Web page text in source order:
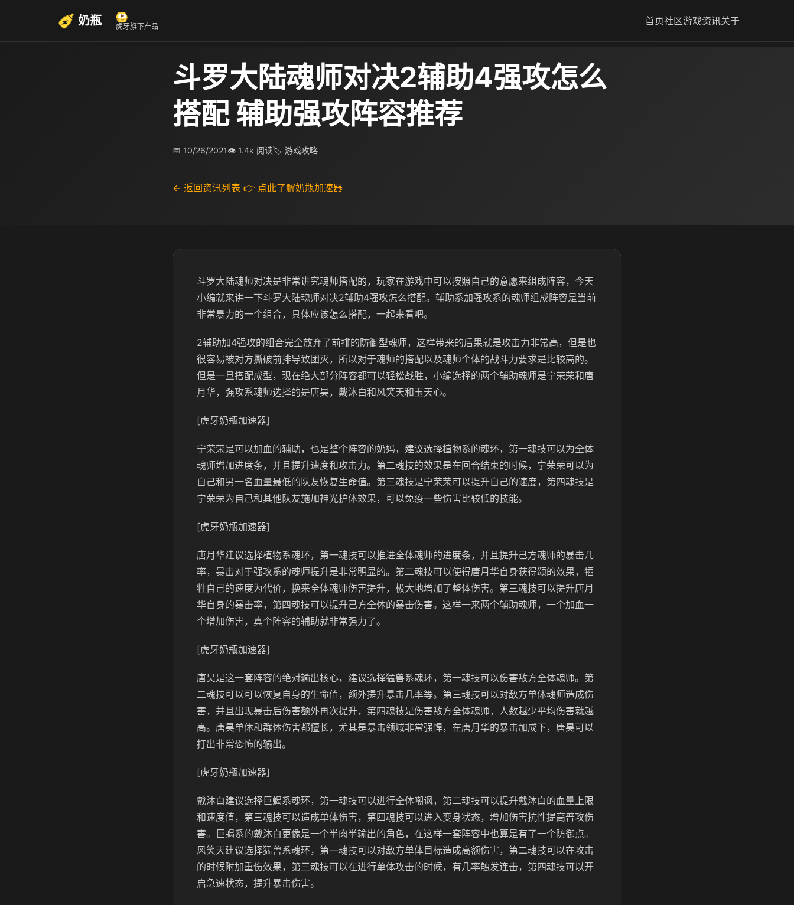
奶瓶 虎牙旗下产品 首页社区游戏资讯关于
斗罗大陆魂师对决2辅助4强攻怎么
搭配 辅助强攻阵容推荐
📅 10/26/2021👁 1.4k 阅读🏷 游戏攻略
← 返回资讯列表 👉 点此了解奶瓶加速器
斗罗大陆魂师对决是非常讲究魂师搭配的，玩家在游戏中可以按照自己的意愿来组成阵容，今天
小编就来讲一下斗罗大陆魂师对决2辅助4强攻怎么搭配。辅助系加强攻系的魂师组成阵容是当前
非常暴力的一个组合，具体应该怎么搭配，一起来看吧。
2辅助加4强攻的组合完全放弃了前排的防御型魂师，这样带来的后果就是攻击力非常高，但是也
很容易被对方撕破前排导致团灭，所以对于魂师的搭配以及魂师个体的战斗力要求是比较高的。
但是一旦搭配成型，现在绝大部分阵容都可以轻松战胜，小编选择的两个辅助魂师是宁荣荣和唐
月华，强攻系魂师选择的是唐昊，戴沐白和风笑天和玉天心。
[虎牙奶瓶加速器]
宁荣荣是可以加血的辅助，也是整个阵容的奶妈，建议选择植物系的魂环，第一魂技可以为全体
魂师增加进度条，并且提升速度和攻击力。第二魂技的效果是在回合结束的时候，宁荣荣可以为
自己和另一名血量最低的队友恢复生命值。第三魂技是宁荣荣可以提升自己的速度，第四魂技是
宁荣荣为自己和其他队友施加神光护体效果，可以免疫一些伤害比较低的技能。
[虎牙奶瓶加速器]
唐月华建议选择植物系魂环，第一魂技可以推进全体魂师的进度条，并且提升己方魂师的暴击几
率，暴击对于强攻系的魂师提升是非常明显的。第二魂技可以使得唐月华自身获得颂的效果，牺
牲自己的速度为代价，换来全体魂师伤害提升，极大地增加了整体伤害。第三魂技可以提升唐月
华自身的暴击率，第四魂技可以提升己方全体的暴击伤害。这样一来两个辅助魂师，一个加血一
个增加伤害，真个阵容的辅助就非常强力了。
[虎牙奶瓶加速器]
唐昊是这一套阵容的绝对输出核心，建议选择猛兽系魂环，第一魂技可以伤害敌方全体魂师。第
二魂技可以可以恢复自身的生命值，额外提升暴击几率等。第三魂技可以对敌方单体魂师造成伤
害，并且出现暴击后伤害额外再次提升，第四魂技是伤害敌方全体魂师，人数越少平均伤害就越
高。唐昊单体和群体伤害都擅长，尤其是暴击领域非常强悍，在唐月华的暴击加成下，唐昊可以
打出非常恐怖的输出。
[虎牙奶瓶加速器]
戴沐白建议选择巨蝎系魂环，第一魂技可以进行全体嘲讽，第二魂技可以提升戴沐白的血量上限
和速度值，第三魂技可以造成单体伤害，第四魂技可以进入变身状态，增加伤害抗性提高普攻伤
害。巨蝎系的戴沐白更像是一个半肉半输出的角色，在这样一套阵容中也算是有了一个防御点。
风笑天建议选择猛兽系魂环，第一魂技可以对敌方单体目标造成高额伤害，第二魂技可以在攻击
的时候附加重伤效果，第三魂技可以在进行单体攻击的时候，有几率触发连击，第四魂技可以开
启急速状态，提升暴击伤害。